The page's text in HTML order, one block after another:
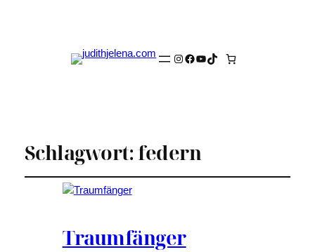
Instagram
Facebook
YouTube
TikTok
Schlagwort:federn
Traumfänger